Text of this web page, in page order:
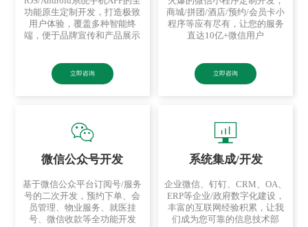
功能原生定制开发，打造极致
用户体验，覆盖多种智能终
端，便于品牌宣传和产品展示
立即咨询
商城/拼团/酒店/预约/会员卡小
程序等应有尽有，让您的服务
直达10亿+微信用户
立即咨询
微信公众号开发
基于微信公众平台订阅号/服务
号的二次开发，预约下单、会
员管理、物业服务、就医挂
号、微信收款等全功能开发
系统集成/开发
企业微信、钉钉、CRM、OA、
ERP等企业/政府数字化建设，
丰富的互联网经验积累，让我
们成为您可靠的信息技术部